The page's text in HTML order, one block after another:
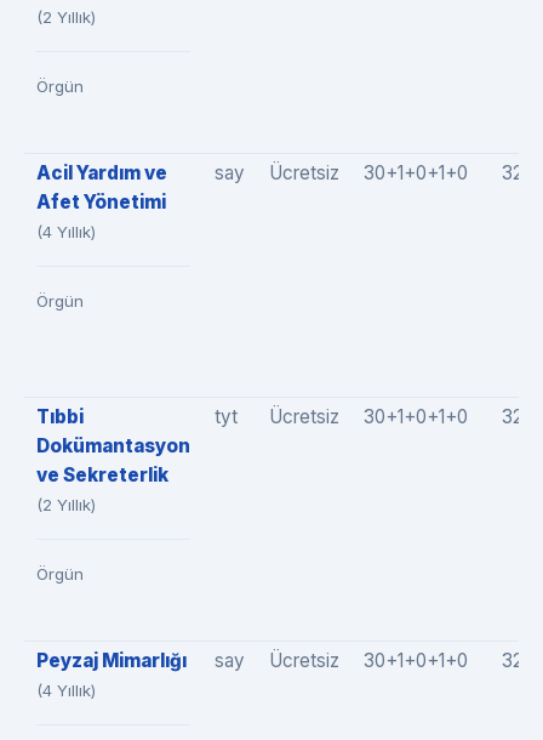
(2 Yıllık)
Örgün
Acil Yardım ve
Afet Yönetimi
(4 Yıllık)
Örgün
say Ücretsiz 30+1+0+1+0
Tıbbi
Dokümantasyon
ve Sekreterlik
(2 Yıllık)
Örgün
tyt Ücretsiz 30+1+0+1+0
Peyzaj Mimarlığı
(4 Yıllık)
say Ücretsiz 30+1+0+1+0